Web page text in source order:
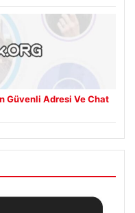
Güvenli Adresi Ve Chat